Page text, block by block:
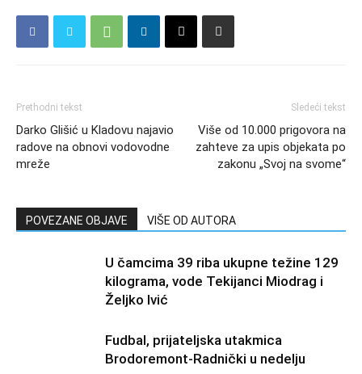
Prethodni tekst
Darko Glišić u Kladovu najavio
radove na obnovi vodovodne
mreže
Sledeći tekst
Više od 10.000 prigovora na
zahteve za upis objekata po
zakonu „Svoj na svome“
POVEZANE OBJAVE VIŠE OD AUTORA
U čamcima 39 riba ukupne težine 129
kilograma, vode Tekijanci Miodrag i
Željko Ivić
Fudbal, prijateljska utakmica
Brodoremont-Radnički u nedelju